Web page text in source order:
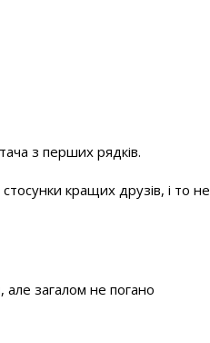
з перших рядків.
кращих друзів, і то не
але загалом не погано